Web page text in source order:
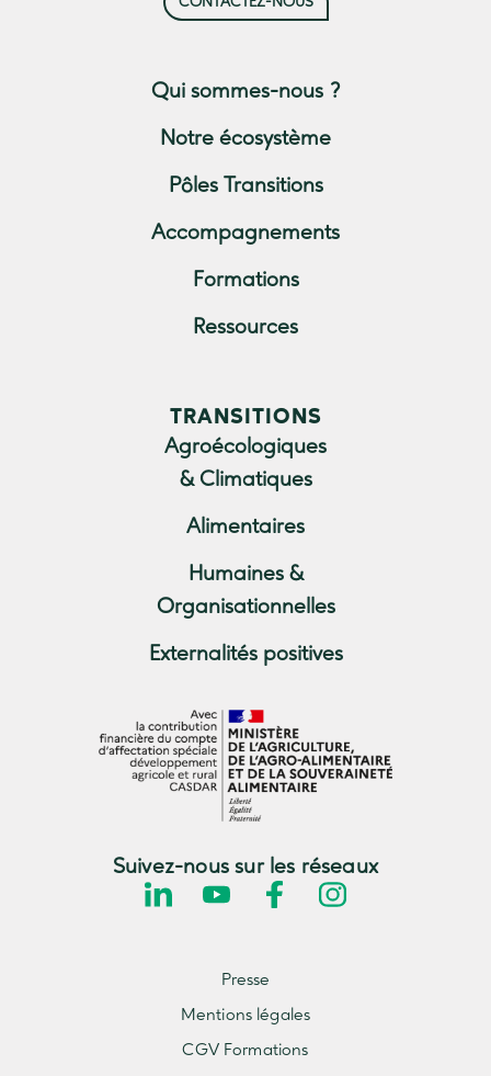
Qui sommes-nous ?
Notre écosystème
Pôles Transitions
Accompagnements
Formations
Ressources
TRANSITIONS
Agroécologiques
& Climatiques
Alimentaires
Humaines &
Organisationnelles
Externalités positives
Suivez-nous sur les réseaux
Presse
Mentions légales
CGV Formations